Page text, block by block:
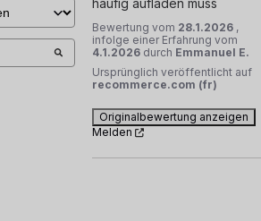
häufig aufladen muss
Bewertung vom 28.1.2026 ,
infolge einer Erfahrung vom
4.1.2026 durch Emmanuel E.
Ursprünglich veröffentlicht auf
recommerce.com (fr)
Originalbewertung anzeigen
Melden